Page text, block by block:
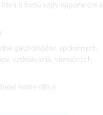
ti budú vždy nápomocní a
gastrolístkov, spoločných
vzdelávania, vianočných
home office